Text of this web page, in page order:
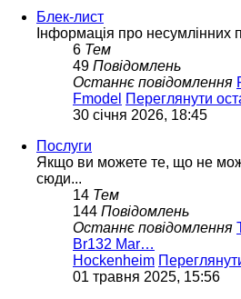
Блек-лист
Інформація про несумлінних
6 Тем
49 Повідомлень
Останнє повідомлення
Fmodel
Переглянути
30 січня 2026, 18:45
Послуги
Якщо ви можете те, що не
сюди...
14 Тем
144 Повідомлень
Останнє повідомлення
Br132 Mar…
Hockenheim
01 травня 2025, 15:56